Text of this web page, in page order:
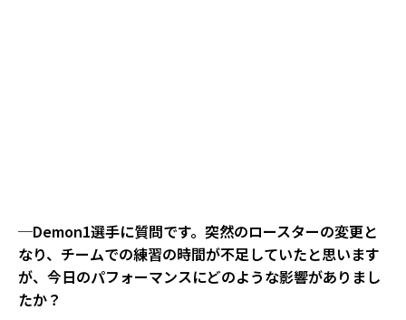
─Demon1選手に質問です。突然のロースターの変更と
なり、チームでの練習の時間が不足していたと思います
が、今日のパフォーマンスにどのような影響がありまし
たか？